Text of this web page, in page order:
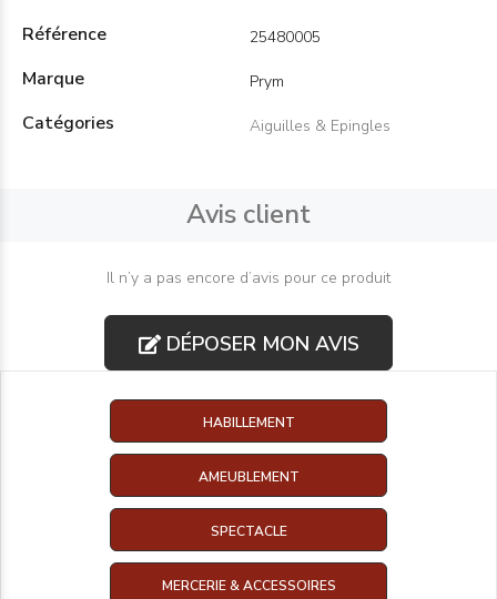
Référence 25480005
Marque Prym
Catégories Aiguilles & Epingles
Avis client
Il n’y a pas encore d’avis pour ce produit
DÉPOSER MON AVIS
HABILLEMENT
AMEUBLEMENT
SPECTACLE
MERCERIE & ACCESSOIRES